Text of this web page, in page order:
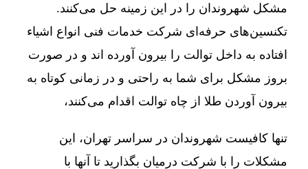
مشکل شهروندان را در این زمینه حل می‌کنند.
تکنسین‌های حرفه‌ای شرکت خدمات فنی انواع اشیاء
افتاده به داخل توالت را بیرون آورده اند و در صورت
بروز مشکل برای شما به راحتی و در زمانی کوتاه به
بیرون آوردن طلا از چاه توالت اقدام می‌کنند،
تنها کافیست شهروندان در سراسر تهران، این
مشکلات را با شرکت درمیان بگذارید تا آنها با